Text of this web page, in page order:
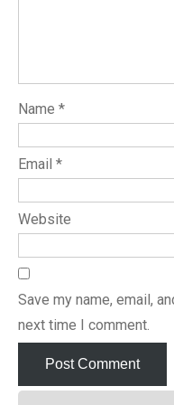
Name *
Email *
Website
Save my name, email,
next time I comment.